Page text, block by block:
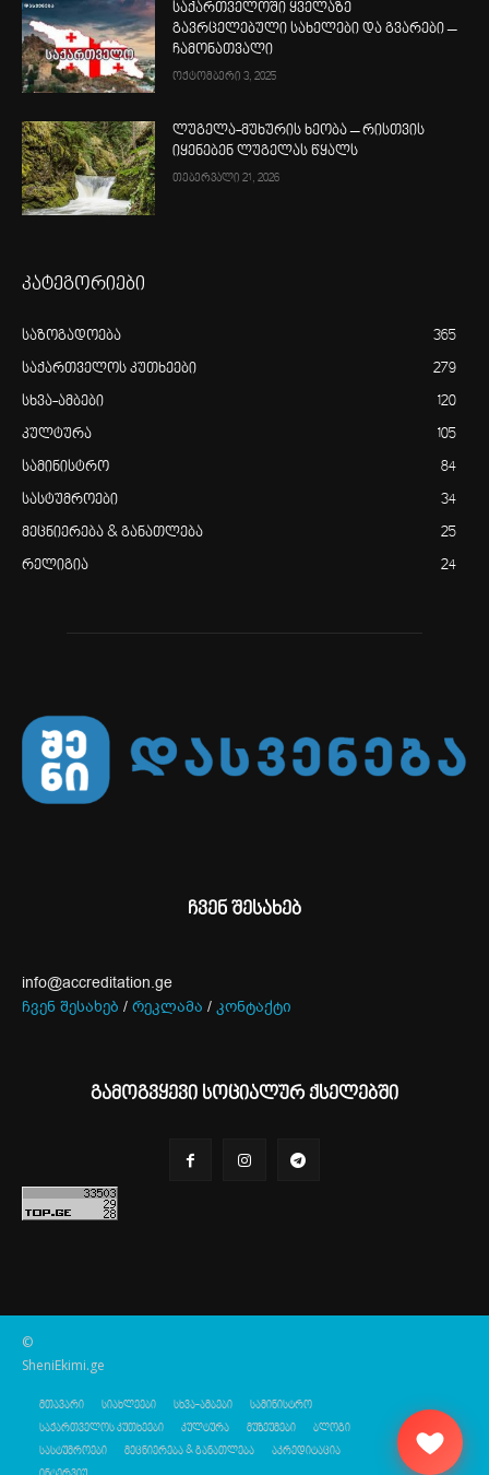
საქართველოში ყველაზე
გავრცელებული სახელები და გვარები –
ჩამონათვალი
ოქტომბერი 3, 2025
ლუგელა-მუხურის ხეობა – რისთვის
იყენებენ ლუგელას წყალს
თებერვალი 21, 2026
კატეგორიები
საზოგადოება 365
საქართველოს კუთხეები 279
სხვა-ამბები 120
კულტურა 105
სამინისტრო 84
სასტუმროები 34
მეცნიერება & განათლება 25
რელიგია 24
ჩვენ შესახებ
info@accreditation.ge
ჩვენ შესახებ / რეკლამა / კონტაქტი
გამოგვყევი სოციალურ ქსელებში
©
SheniEkimi.ge
მთავარი სიახლეები სხვა-ამბები სამინისტრო
საქართველოს კუთხეები კულტურა მუზეუმები ბლოგი
სასტუმროები მეცნიერება & განათლება აკრედიტაცია